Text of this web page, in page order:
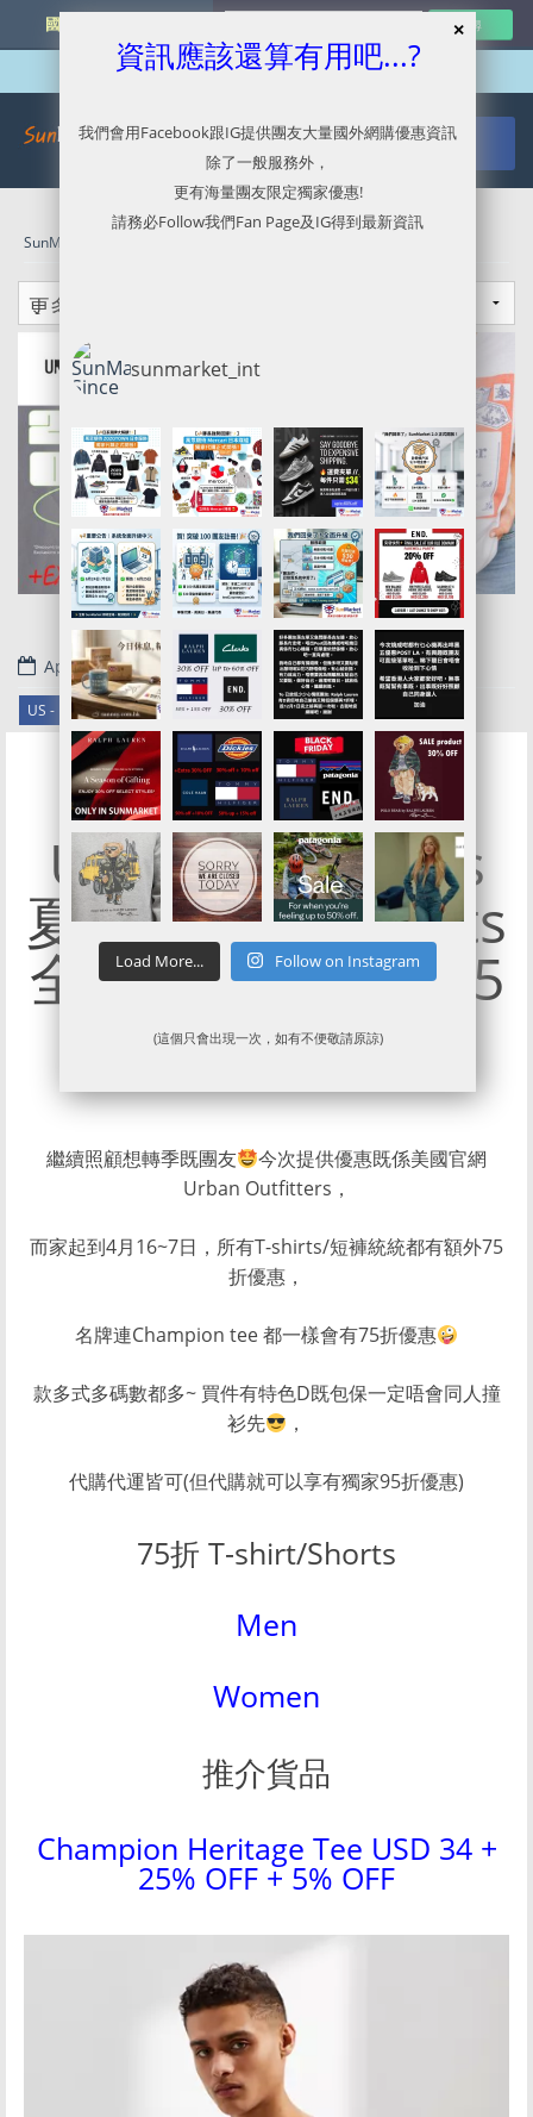
國外網購最新資訊
SunMarket 代購．代運．代寄
April 12, 2019
US - Urban Outfitters .
Urban Outfitters
夏日T-Shirt/Shorts
全部75折 + 獨家95
折優惠
繼續照顧想轉季既團友
今次提供優惠既係美國官網
Urban Outfitters，
而家起到4月16~7日，所有T-shirts/短褲統統都有額外75
折優惠，
名牌連Champion tee 都一樣會有75折優惠
款多式多碼數都多~ 買件有特色D既包保一定唔會同人撞
衫先
，
代購代運皆可(但代購就可以享有獨家95折優惠)
75折 T-shirt/Shorts
Men
Women
推介貨品
Champion Heritage Tee USD 34 +
25% OFF + 5% OFF
資訊應該還算有用吧...?
我們會用Facebook跟IG提供團友大量國外網購優惠資訊
除了一般服務外，
更有海量團友限定獨家優惠!
請務必Follow我們Fan Page及IG得到最新資訊
sunmarket_int
Load More... Follow on Instagram
(這個只會出現一次，如有不便敬請原諒)